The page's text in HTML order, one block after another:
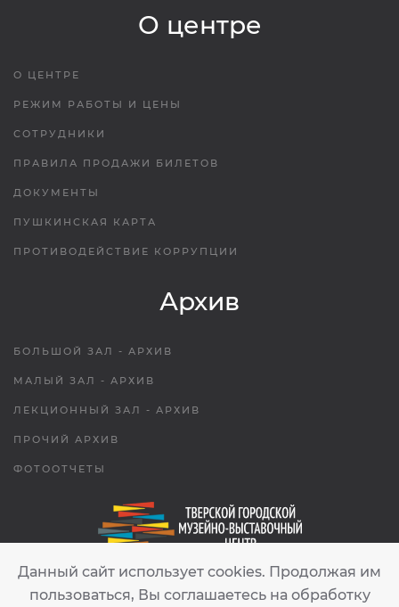
О центре
О ЦЕНТРЕ
РЕЖИМ РАБОТЫ И ЦЕНЫ
СОТРУДНИКИ
ПРАВИЛА ПРОДАЖИ БИЛЕТОВ
ДОКУМЕНТЫ
ПУШКИНСКАЯ КАРТА
ПРОТИВОДЕЙСТВИЕ КОРРУПЦИИ
Архив
БОЛЬШОЙ ЗАЛ - АРХИВ
МАЛЫЙ ЗАЛ - АРХИВ
ЛЕКЦИОННЫЙ ЗАЛ - АРХИВ
ПРОЧИЙ АРХИВ
ФОТООТЧЕТЫ
tgmvc.tver@gmail.com
Данный сайт использует cookies. Продолжая им
пользоваться, Вы соглашаетесь на обработку